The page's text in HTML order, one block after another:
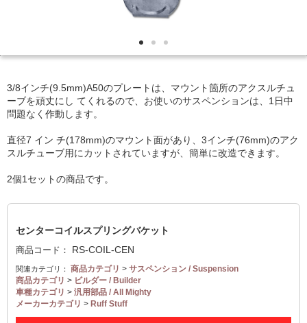
3/8インチ(9.5mm)A50のプレートは、マウント箇所のアクスルチュ
ーブを頑丈にし てくれるので、お使いのサスペンションは、1日中
問題なく作動します。
直径7 イン チ(178mm)のマウント面があり、3インチ(76mm)のアク
スルチューブ用にカットされていますが、簡単に改造できます。
2個1セットの商品です。
センターコイルスプリングバケット
商品コード： RS-COIL-CEN
関連カテゴリ： 商品カテゴリ > サスペンション / Suspension
商品カテゴリ > ビルダー / Builder
車種カテゴリ > 汎用部品 / All Mighty
メーカーカテゴリ > Ruff Stuff